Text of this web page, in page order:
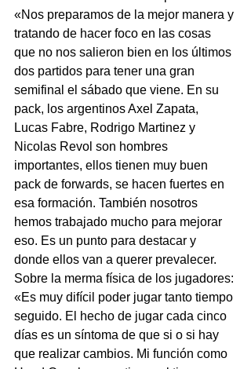
«Nos preparamos de la mejor manera y
tratando de hacer foco en las cosas
que no nos salieron bien en los últimos
dos partidos para tener una gran
semifinal el sábado que viene. En su
pack, los argentinos Axel Zapata,
Lucas Fabre, Rodrigo Martinez y
Nicolas Revol son hombres
importantes, ellos tienen muy buen
pack de forwards, se hacen fuertes en
esa formación. También nosotros
hemos trabajado mucho para mejorar
eso. Es un punto para destacar y
donde ellos van a querer prevalecer.
Sobre la merma física de los jugadores:
«Es muy difícil poder jugar tanto tiempo
seguido. El hecho de jugar cada cinco
días es un síntoma de que si o si hay
que realizar cambios. Mi función como